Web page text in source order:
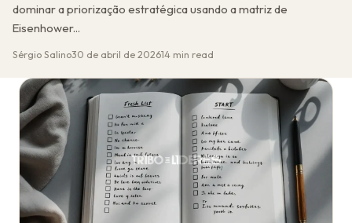
dominar a priorização estratégica usando a matriz de
Eisenhower...
Sérgio Salino30 de abril de 202614 min read